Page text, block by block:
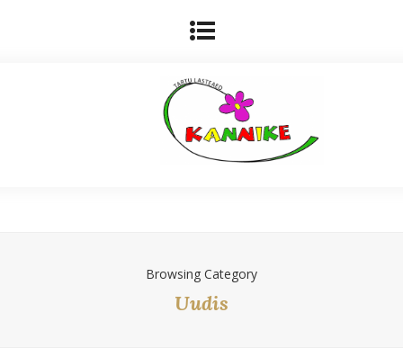
Browsing Category
Uudis